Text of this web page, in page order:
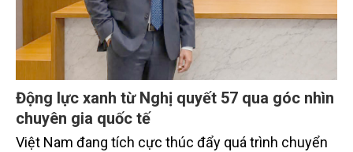
Động lực xanh từ Nghị quyết 57 qua góc nhìn
chuyên gia quốc tế
Việt Nam đang tích cực thúc đẩy quá trình chuyển